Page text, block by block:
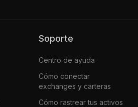
Soporte
Centro de ayuda
Cómo conectar
exchanges y carteras
Cómo rastrear tus activos